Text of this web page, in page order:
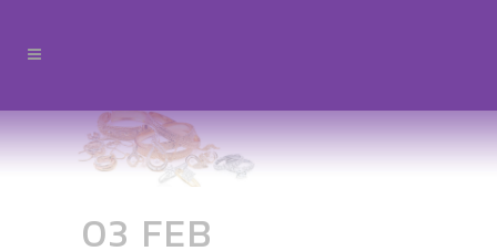
03 FEB